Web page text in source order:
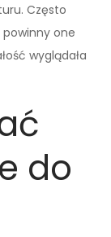
Często
one
wyglądała
do